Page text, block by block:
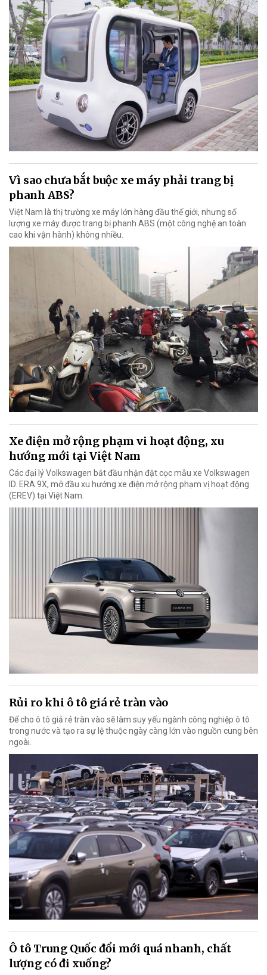
Vì sao chưa bắt buộc xe máy phải trang bị
phanh ABS?
Việt Nam là thị trường xe máy lớn hàng đầu thế giới, nhưng số
lượng xe máy được trang bị phanh ABS (một công nghệ an toàn
cao khi vận hành) không nhiều.
Xe điện mở rộng phạm vi hoạt động, xu
hướng mới tại Việt Nam
Các đại lý Volkswagen bắt đầu nhận đặt cọc mẫu xe Volkswagen
ID. ERA 9X, mở đầu xu hướng xe điện mở rộng phạm vị hoạt động
(EREV) tại Việt Nam.
Rủi ro khi ô tô giá rẻ tràn vào
Để cho ô tô giả rẻ tràn vào sẽ làm suy yếu ngành công nghiệp ô tô
trong nước và tạo ra sự lệ thuộc ngày càng lớn vào nguồn cung bên
ngoài.
Ô tô Trung Quốc đổi mới quá nhanh, chất
lượng có đi xuống?